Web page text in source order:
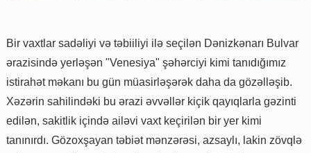
Bir vaxtlar sadəliyi və təbiiliyi ilə seçilən Dənizkənarı Bulvar
ərazisində yerləşən "Venesiya" şəhərciyi kimi tanıdığımız
istirahət məkanı bu gün müasirləşərək daha da gözəlləşib.
Xəzərin sahilindəki bu ərazi əvvəllər kiçik qayıqlarla gəzinti
edilən, sakitlik içində ailəvi vaxt keçirilən bir yer kimi
tanınırdı. Gözoxşayan təbiət mənzərəsi, azsaylı, lakin zövqlə